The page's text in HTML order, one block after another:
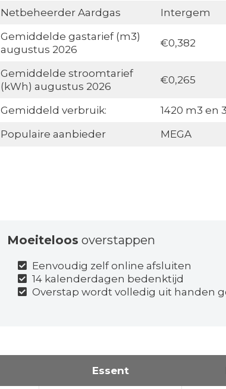
Netbeheerder Aardgas
Intergem
Gemiddelde gastarief (m3)
augustus 2026
€0,382
Gemiddelde stroomtarief
(kWh) augustus 2026
€0,265
Gemiddeld verbruik:
1420 m3 en
Populaire aanbieder
MEGA
Moeiteloos overstappen
Eenvoudig zelf online afsluiten
14 kalenderdagen bedenktijd
Overstap wordt volledig uit handen
Essent